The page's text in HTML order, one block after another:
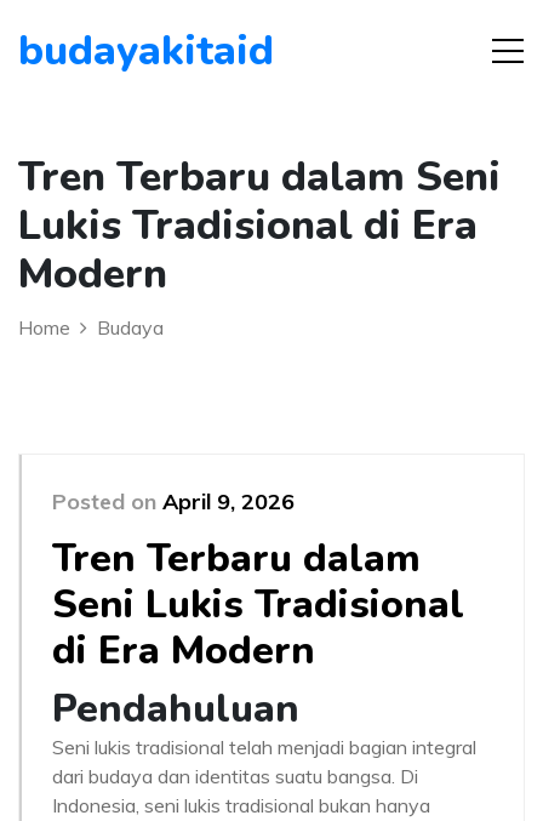
budayakitaid
Tren Terbaru dalam Seni
Lukis Tradisional di Era
Modern
Home Budaya
Posted on April 9, 2026
Tren Terbaru dalam
Seni Lukis Tradisional
di Era Modern
Pendahuluan
Seni lukis tradisional telah menjadi bagian integral
dari budaya dan identitas suatu bangsa. Di
Indonesia, seni lukis tradisional bukan hanya